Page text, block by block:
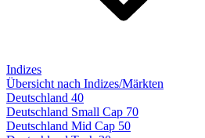
Indizes
Übersicht nach Indizes/Märkten
Deutschland 40
Deutschland Small Cap 70
Deutschland Mid Cap 50